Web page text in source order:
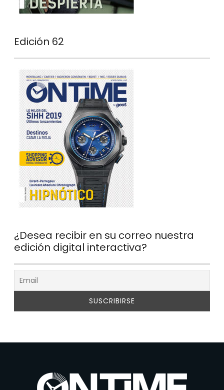
Edición 62
¿Desea recibir en su correo nuestra
edición digital interactiva?